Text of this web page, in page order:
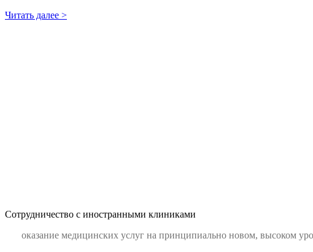
Читать далее >
Сотрудничество с иностранными клиниками
оказание медицинских услуг на принципиально новом, высоком